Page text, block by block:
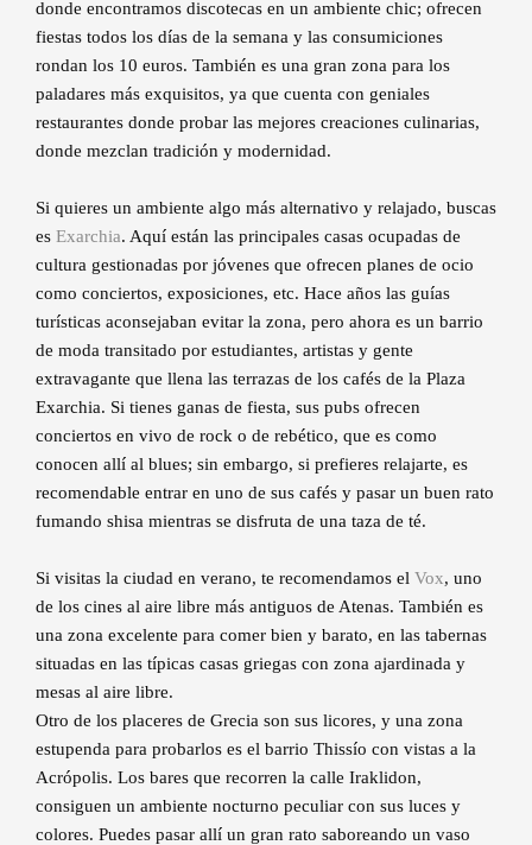
donde encontramos discotecas en un ambiente chic; ofrecen
fiestas todos los días de la semana y las consumiciones
rondan los 10 euros. También es una gran zona para los
paladares más exquisitos, ya que cuenta con geniales
restaurantes donde probar las mejores creaciones culinarias,
donde mezclan tradición y modernidad.
Si quieres un ambiente algo más alternativo y relajado, buscas
es Exarchia. Aquí están las principales casas ocupadas de
cultura gestionadas por jóvenes que ofrecen planes de ocio
como conciertos, exposiciones, etc. Hace años las guías
turísticas aconsejaban evitar la zona, pero ahora es un barrio
de moda transitado por estudiantes, artistas y gente
extravagante que llena las terrazas de los cafés de la Plaza
Exarchia. Si tienes ganas de fiesta, sus pubs ofrecen
conciertos en vivo de rock o de rebético, que es como
conocen allí al blues; sin embargo, si prefieres relajarte, es
recomendable entrar en uno de sus cafés y pasar un buen rato
fumando shisa mientras se disfruta de una taza de té.
Si visitas la ciudad en verano, te recomendamos el Vox, uno
de los cines al aire libre más antiguos de Atenas. También es
una zona excelente para comer bien y barato, en las tabernas
situadas en las típicas casas griegas con zona ajardinada y
mesas al aire libre.
Otro de los placeres de Grecia son sus licores, y una zona
estupenda para probarlos es el barrio Thissío con vistas a la
Acrópolis. Los bares que recorren la calle Iraklidon,
consiguen un ambiente nocturno peculiar con sus luces y
colores. Puedes pasar allí un gran rato saboreando un vaso